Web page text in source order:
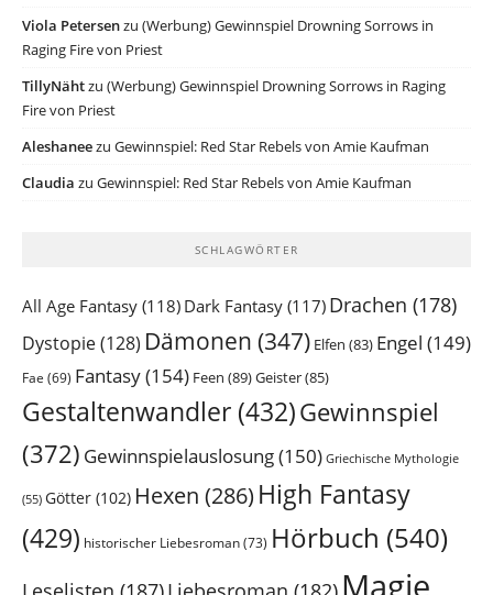
Viola Petersenzu (Werbung) Gewinnspiel Drowning Sorrows in
Raging Fire von Priest
TillyNähtzu (Werbung) Gewinnspiel Drowning Sorrows in Raging
Fire von Priest
Aleshaneezu Gewinnspiel: Red Star Rebels von Amie Kaufman
Claudia zu Gewinnspiel: Red Star Rebels von Amie Kaufman
SCHLAGWÖRTER
All Age Fantasy (118) Dark Fantasy (117) Drachen (178)
Dystopie(128) Dämonen (347) Elfen (83) Engel (149)
Fae (69) Fantasy(154) Feen (89)Geister(85)
Gestaltenwandler (432)Gewinnspiel
(372) Gewinnspielauslosung(150) Griechische Mythologie
(55) Götter (102) Hexen (286) High Fantasy
(429) historischer Liebesroman(73) Hörbuch (540)
Magie